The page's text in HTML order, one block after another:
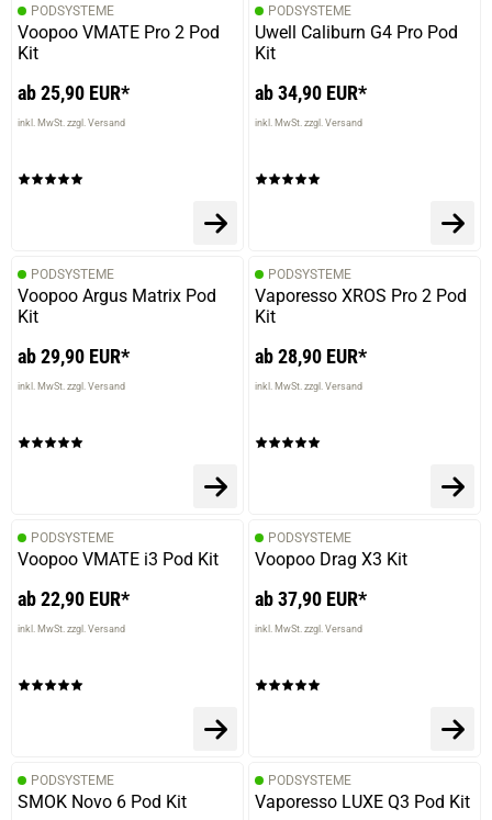
PODSYSTEME
Voopoo VMATE Pro 2 Pod
Kit
ab 25,90 EUR*
inkl. MwSt. zzgl. Versand
PODSYSTEME
Uwell Caliburn G4 Pro Pod
Kit
ab 34,90 EUR*
inkl. MwSt. zzgl. Versand
PODSYSTEME
Voopoo Argus Matrix Pod
Kit
ab 29,90 EUR*
inkl. MwSt. zzgl. Versand
PODSYSTEME
Vaporesso XROS Pro 2 Pod
Kit
ab 28,90 EUR*
inkl. MwSt. zzgl. Versand
PODSYSTEME
Voopoo VMATE i3 Pod Kit
ab 22,90 EUR*
inkl. MwSt. zzgl. Versand
PODSYSTEME
Voopoo Drag X3 Kit
ab 37,90 EUR*
inkl. MwSt. zzgl. Versand
PODSYSTEME
SMOK Novo 6 Pod Kit
PODSYSTEME
Vaporesso LUXE Q3 Pod Kit